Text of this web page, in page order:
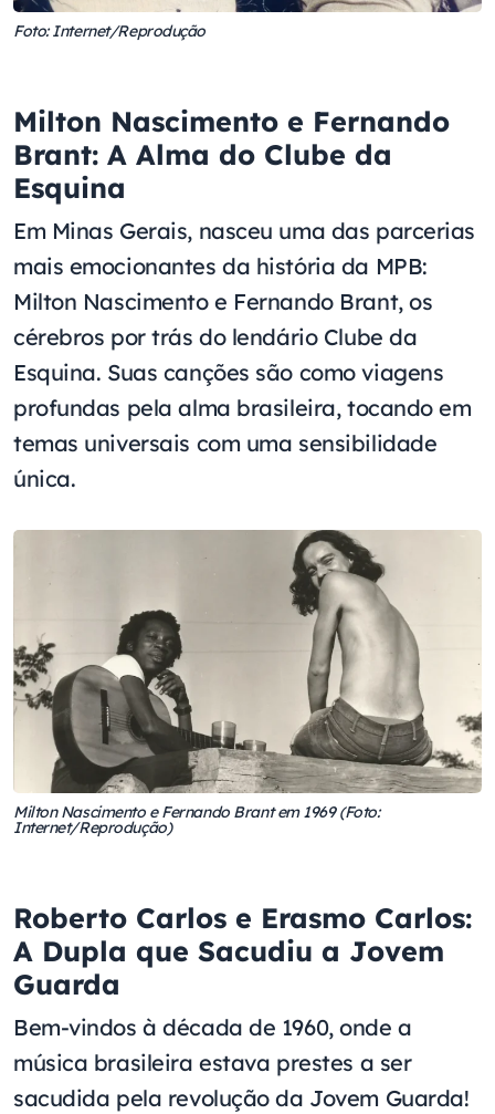
Foto: Internet/Reprodução
Milton Nascimento e Fernando
Brant: A Alma do Clube da
Esquina
Em Minas Gerais, nasceu uma das parcerias
mais emocionantes da história da MPB:
Milton Nascimento e Fernando Brant, os
cérebros por trás do lendário Clube da
Esquina. Suas canções são como viagens
profundas pela alma brasileira, tocando em
temas universais com uma sensibilidade
única.
Milton Nascimento e Fernando Brant em 1969 (Foto:
Internet/Reprodução)
Roberto Carlos e Erasmo Carlos:
A Dupla que Sacudiu a Jovem
Guarda
Bem-vindos à década de 1960, onde a
música brasileira estava prestes a ser
sacudida pela revolução da Jovem Guarda!